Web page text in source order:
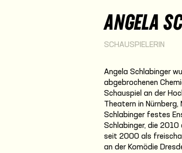
ANGELA
SCHAUSPIELERIN
Angela Schlabinger
abgebrochenen
Schauspiel an der
Theatern in
Schlabinger festes
Schlabinger, die
seit 2000 als
an der Komödie